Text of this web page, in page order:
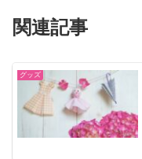
関連記事
グッズ